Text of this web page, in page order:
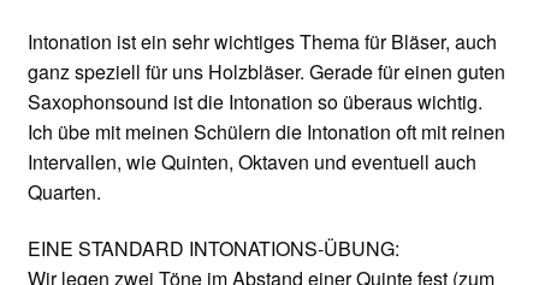
Intonation ist ein sehr wichtiges Thema für Bläser, auch
ganz speziell für uns Holzbläser. Gerade für einen guten
Saxophonsound ist die Intonation so überaus wichtig.
Ich übe mit meinen Schülern die Intonation oft mit reinen
Intervallen, wie Quinten, Oktaven und eventuell auch
Quarten.
EINE STANDARD INTONATIONS-ÜBUNG:
Wir legen zwei Töne im Abstand einer Quinte fest (zum